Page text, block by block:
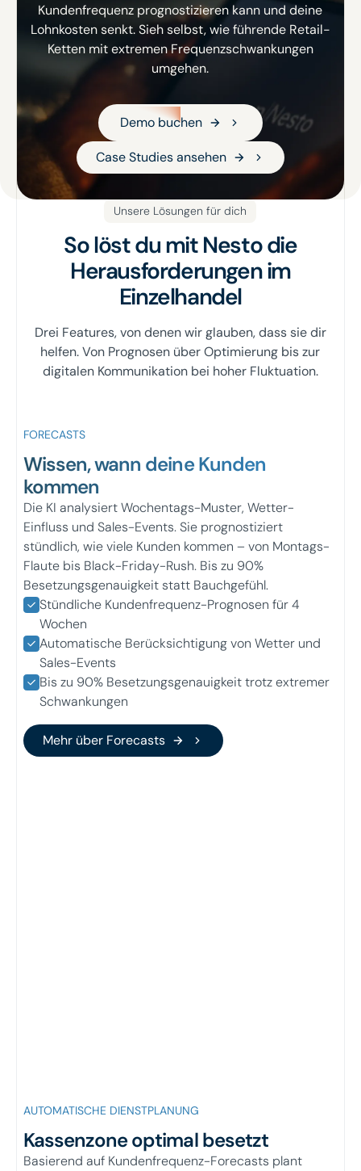
Kundenfrequenz prognostizieren kann und deine
Lohnkosten senkt. Sieh selbst, wie führende Retail-
Ketten mit extremen Frequenzschwankungen
umgehen.
Demo buchen
Demo buchen
Case Studies ansehen
Case Studies ansehen
Unsere Lösungen für dich
So löst du mit Nesto die
Herausforderungen im
Einzelhandel
Drei Features, von denen wir glauben, dass sie dir
helfen. Von Prognosen über Optimierung bis zur
digitalen Kommunikation bei hoher Fluktuation.
FORECASTS
Wissen, wann deine Kunden
kommen
Die KI analysiert Wochentags-Muster, Wetter-
Einfluss und Sales-Events. Sie prognostiziert
stündlich, wie viele Kunden kommen – von Montags-
Flaute bis Black-Friday-Rush. Bis zu 90%
Besetzungsgenauigkeit statt Bauchgefühl.
Stündliche Kundenfrequenz-Prognosen für 4
Wochen
Automatische Berücksichtigung von Wetter und
Sales-Events
Bis zu 90% Besetzungsgenauigkeit trotz extremer
Schwankungen
Mehr über Forecasts
Mehr über Forecasts
AUTOMATISCHE DIENSTPLANUNG
Kassenzone optimal besetzt
Basierend auf Kundenfrequenz-Forecasts plant